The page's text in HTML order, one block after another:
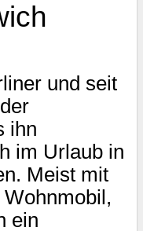
und seit
ihn
im Urlaub in
Meist mit
ein